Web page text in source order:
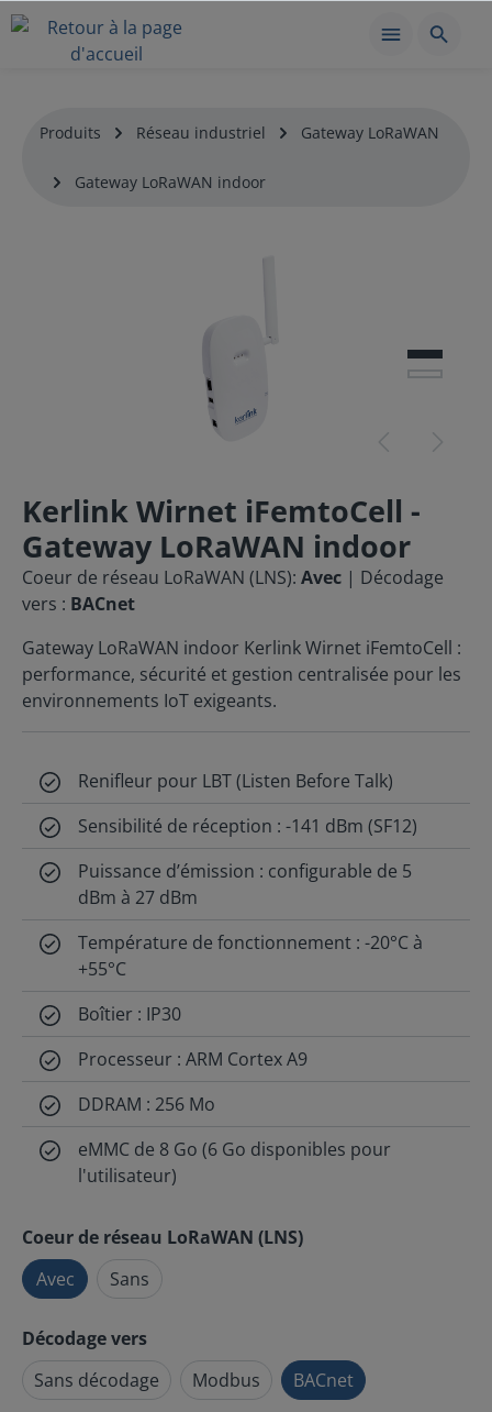
Produits Réseau industriel Gateway LoRaWAN
Gateway LoRaWAN indoor
Kerlink Wirnet iFemtoCell -
Gateway LoRaWAN indoor
Coeur de réseau LoRaWAN (LNS): Avec | Décodage
vers : BACnet
Gateway LoRaWAN indoor Kerlink Wirnet iFemtoCell :
performance, sécurité et gestion centralisée pour les
environnements IoT exigeants.
Renifleur pour LBT (Listen Before Talk)
Sensibilité de réception : -141 dBm (SF12)
Puissance d’émission : configurable de 5
dBm à 27 dBm
Température de fonctionnement : -20°C à
+55°C
Boîtier : IP30
Processeur : ARM Cortex A9
DDRAM : 256 Mo
eMMC de 8 Go (6 Go disponibles pour
l'utilisateur)
Coeur de réseau LoRaWAN (LNS)
Avec
Sans
Décodage vers
Sans décodage
Modbus BACnet